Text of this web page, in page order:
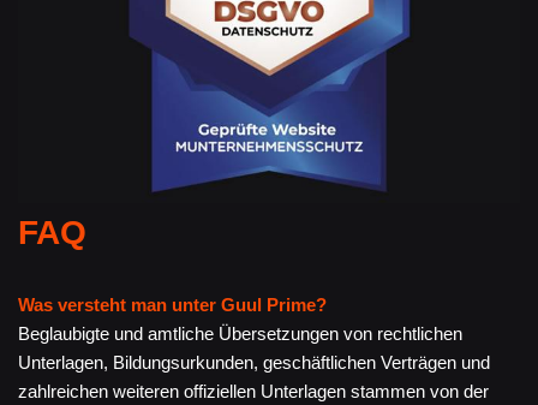
FAQ
Was versteht man unter Guul Prime?
Beglaubigte und amtliche Übersetzungen von rechtlichen
Unterlagen, Bildungsurkunden, geschäftlichen Verträgen und
zahlreichen weiteren offiziellen Unterlagen stammen von der